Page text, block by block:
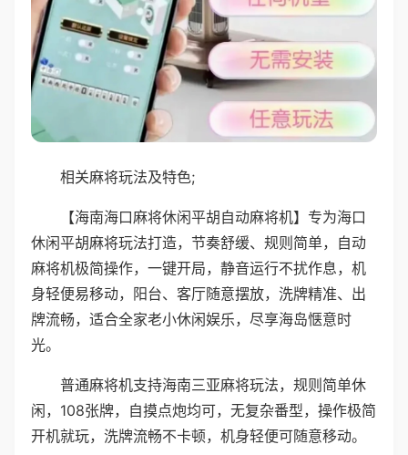
相关麻将玩法及特色;
【海南海口麻将休闲平胡自动麻将机】专为海口
休闲平胡麻将玩法打造，节奏舒缓、规则简单，自动
麻将机极简操作，一键开局，静音运行不扰作息，机
身轻便易移动，阳台、客厅随意摆放，洗牌精准、出
牌流畅，适合全家老小休闲娱乐，尽享海岛惬意时
光。
普通麻将机支持海南三亚麻将玩法，规则简单休
闲，108张牌，自摸点炮均可，无复杂番型，操作极简
开机就玩，洗牌流畅不卡顿，机身轻便可随意移动。